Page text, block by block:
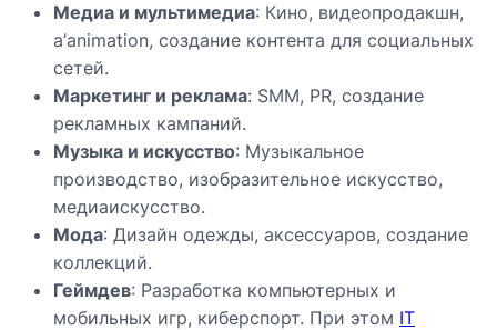
Медиа и мультимедиа: Кино, видеопродакшн,
а’animation, создание контента для социальных
сетей.
Маркетинг и реклама: SMM, PR, создание
рекламных кампаний.
Музыка и искусство: Музыкальное
производство, изобразительное искусство,
медиаискусство.
Мода: Дизайн одежды, аксессуаров, создание
коллекций.
Геймдев: Разработка компьютерных и
мобильных игр, киберспорт. При этом IT